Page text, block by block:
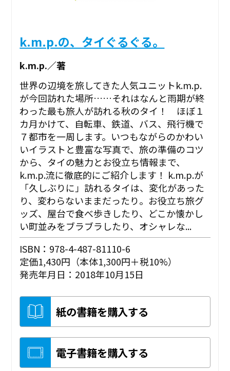
k.m.p.の、タイぐるぐる。
k.m.p.／著
世界の辺境を旅してきた人気ユニットk.m.p.
が今回訪れた場所……それはなんと雨期が終
わった最も旅人が訪れる秋のタイ！ ほぼ１
カ月かけて、自転車、鉄道、バス、飛行機で
７都市を一周します。いつもながらのかわい
いイラストと豊富な写真で、旅の準備のコツ
から、タイの魅力とお役立ち情報まで、
k.m.p.流に徹底的にご紹介します！ k.m.p.が
「久しぶりに」訪れるタイは、変化があった
り、変わらないままだったり。お役立ち旅グ
ッズ、屋台で食べ歩きしたり、どこか懐かし
い町並みをブラブラしたり、オシャレな...
ISBN：978-4-487-81110-6
定価1,430円（本体1,300円＋税10%）
発売年月日：2018年10月15日
紙の書籍を購入する
電子書籍を購入する